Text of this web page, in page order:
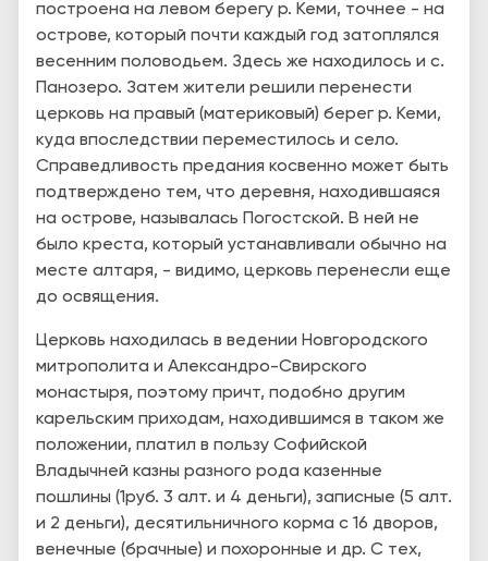
построена на левом берегу р. Кеми, точнее - на
острове, который почти каждый год затоплялся
весенним половодьем. Здесь же находилось и с.
Панозеро. Затем жители решили перенести
церковь на правый (материковый) берег р. Кеми,
куда впоследствии переместилось и село.
Справедливость предания косвенно может быть
подтверждено тем, что деревня, находившаяся
на острове, называлась Погостской. В ней не
было креста, который устанавливали обычно на
месте алтаря, - видимо, церковь перенесли еще
до освящения.
Церковь находилась в ведении Новгородского
митрополита и Александро-Свирского
монастыря, поэтому причт, подобно другим
карельским приходам, находившимся в таком же
положении, платил в пользу Софийской
Владычней казны разного рода казенные
пошлины (1руб. 3 алт. и 4 деньги), записные (5 алт.
и 2 деньги), десятильничного корма с 16 дворов,
венечные (брачные) и похоронные и др. С тех,